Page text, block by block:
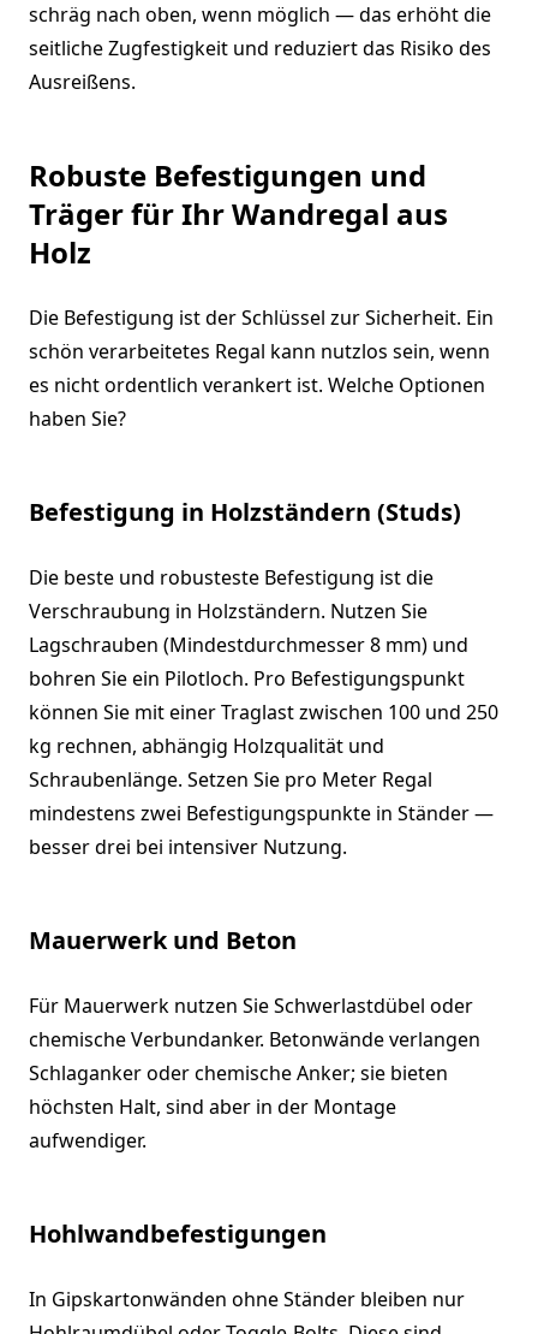
schräg nach oben, wenn möglich — das erhöht die
seitliche Zugfestigkeit und reduziert das Risiko des
Ausreißens.
Robuste Befestigungen und
Träger für Ihr Wandregal aus
Holz
Die Befestigung ist der Schlüssel zur Sicherheit. Ein
schön verarbeitetes Regal kann nutzlos sein, wenn
es nicht ordentlich verankert ist. Welche Optionen
haben Sie?
Befestigung in Holzständern (Studs)
Die beste und robusteste Befestigung ist die
Verschraubung in Holzständern. Nutzen Sie
Lagschrauben (Mindestdurchmesser 8 mm) und
bohren Sie ein Pilotloch. Pro Befestigungspunkt
können Sie mit einer Traglast zwischen 100 und 250
kg rechnen, abhängig Holzqualität und
Schraubenlänge. Setzen Sie pro Meter Regal
mindestens zwei Befestigungspunkte in Ständer —
besser drei bei intensiver Nutzung.
Mauerwerk und Beton
Für Mauerwerk nutzen Sie Schwerlastdübel oder
chemische Verbundanker. Betonwände verlangen
Schlaganker oder chemische Anker; sie bieten
höchsten Halt, sind aber in der Montage
aufwendiger.
Hohlwandbefestigungen
In Gipskartonwänden ohne Ständer bleiben nur